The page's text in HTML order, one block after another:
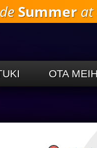
Summer at
OTA